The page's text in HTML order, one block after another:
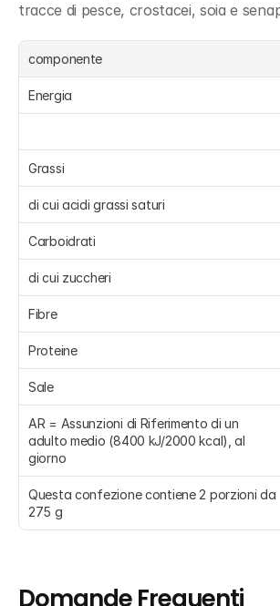
tracce di pesce, crostacei, soia e
componente
Energia
Grassi
di cui acidi grassi saturi
Carboidrati
di cui zuccheri
Fibre
Proteine
Sale
AR = Assunzioni di Riferimento di un
adulto medio (8400 kJ/2000 kcal), al
giorno
Questa confezione contiene 2 porzioni da
275 g
Domande Frequenti